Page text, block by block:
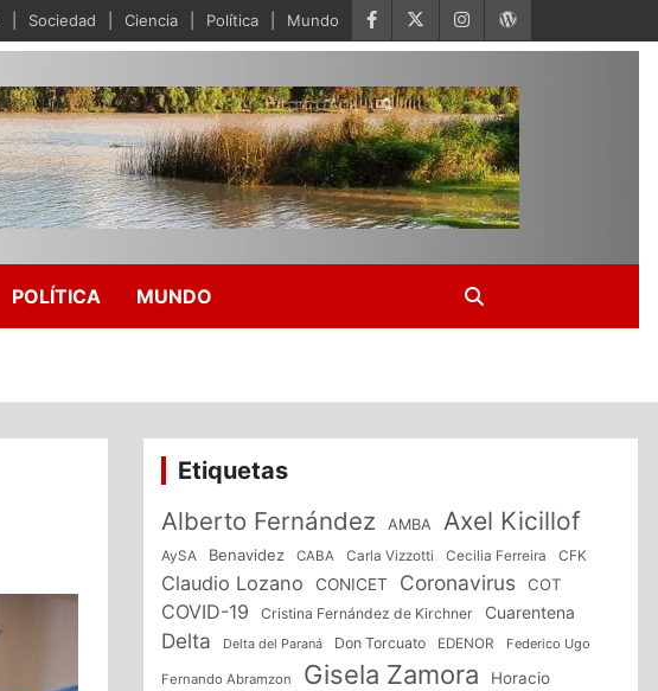
Sociedad Ciencia Política Mundo
POLÍTICA MUNDO
Etiquetas
Alberto Fernández AMBA Axel Kicillof
AySA Benavidez CABA Carla Vizzotti Cecilia Ferreira CFK
Claudio Lozano CONICET Coronavirus COT
COVID-19 Cristina Fernández de Kirchner Cuarentena
Delta Delta del Paraná Don Torcuato EDENOR Federico Ugo
Fernando Abramzon Gisela Zamora
Horacio